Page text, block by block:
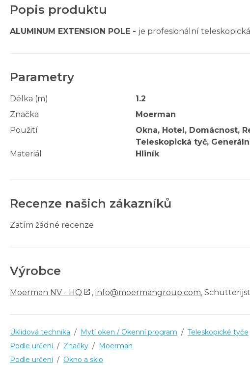
Popis produktu
ALUMINUM EXTENSION POLE - je profesionální
Parametry
Délka (m)
1.2
Značka
Moerman
Použití
Okna, Hotel, Domácnost,
Teleskopická tyč,
Materiál
Hliník
Recenze našich zákazníků
Zatím žádné recenze
Výrobce
Moerman NV - HQ , info@moermangroup.com,
Úklidová technika / Mytí oken / Okenní program / Teleskopické tyče
Podle určení / Značky / Moerman
Podle určení / Okno a sklo